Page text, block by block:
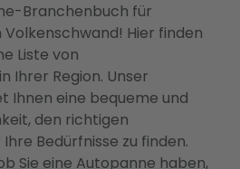
Branchenbuch für
Hier finden
Liste von
Ihrer Region. Unser
Ihnen eine bequeme und
den richtigen
Bedürfnisse zu finden.
Sie eine Autopanne haben,